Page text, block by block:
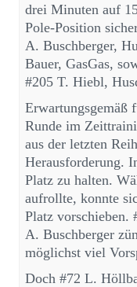
drei Minuten auf
Pole-Position
A. Buschberger,
Bauer, GasGas,
#205 T. Hiebl,
Erwartungsgemäß
Runde im
aus der letzten
Herausforderung.
Platz zu halten.
aufrollte, konnte
Platz vorschieben.
A. Buschberger
möglichst viel
Doch #72 L.